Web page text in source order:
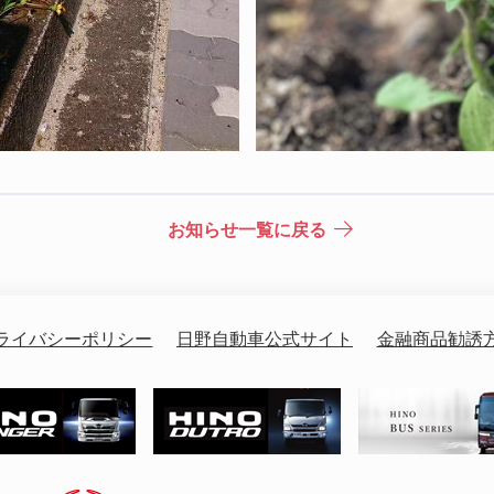
お知らせ一覧に戻る
イバシーポリシー 日野自動車公式サイト 金融商品勧誘